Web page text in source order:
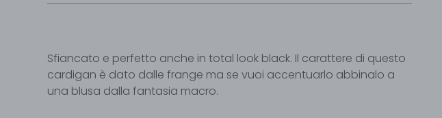
Sfiancato e perfetto anche in total look black. Il carattere di questo
cardigan è dato dalle frange ma se vuoi accentuarlo abbinalo a
una blusa dalla fantasia macro.